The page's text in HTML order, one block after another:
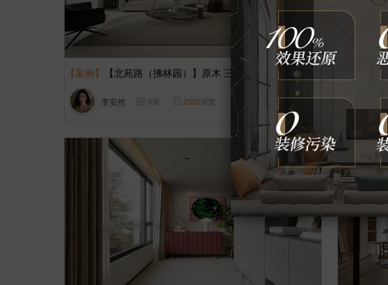
【案例】 【北苑路（拂林园）】原木 三居室 117㎡
李安然 6张 2525浏览 这样装修多少钱?